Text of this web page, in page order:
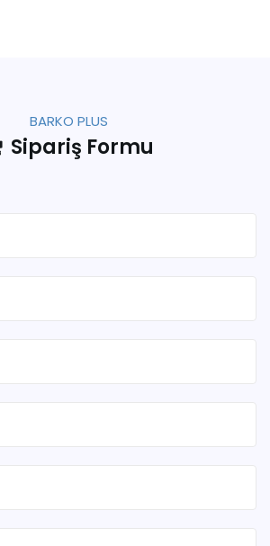
BARKO PLUS
Sipariş Formu